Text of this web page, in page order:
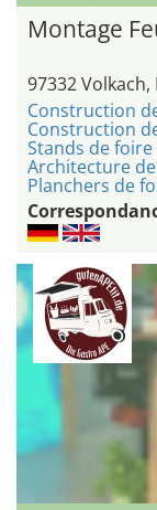
Montage
97332 Volkach,
Construction
Construction
Stands de foire
Architecture
Planchers de